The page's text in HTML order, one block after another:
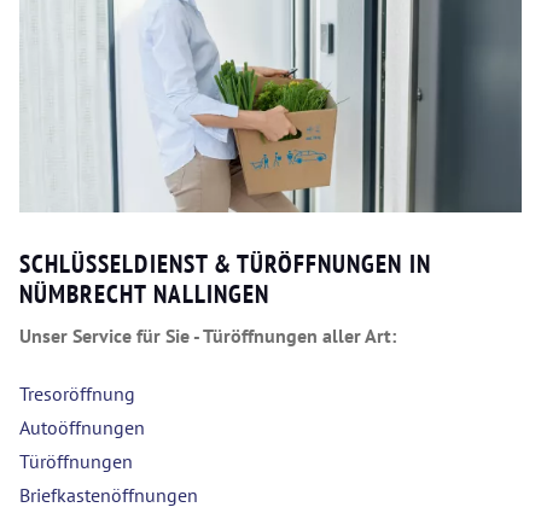
SCHLÜSSELDIENST & TÜRÖFFNUNGEN IN
NÜMBRECHT NALLINGEN
Unser Service für Sie - Türöffnungen aller Art:
Tresoröffnung
Autoöffnungen
Türöffnungen
Briefkastenöffnungen